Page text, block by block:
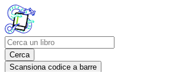
Cerca
Scansiona codice a barre